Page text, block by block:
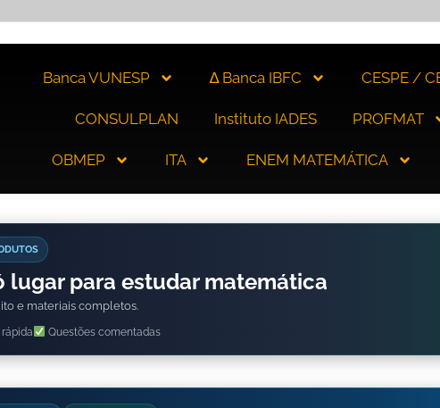
Banca VUNESP ∆ Banca IBFC CESPE /
CONSULPLAN Instituto IADES PROFMAT
OBMEP ITA ENEM MATEMÁTICA
lugar para estudar matemática
e materiais completos.
rápida Questões comentadas